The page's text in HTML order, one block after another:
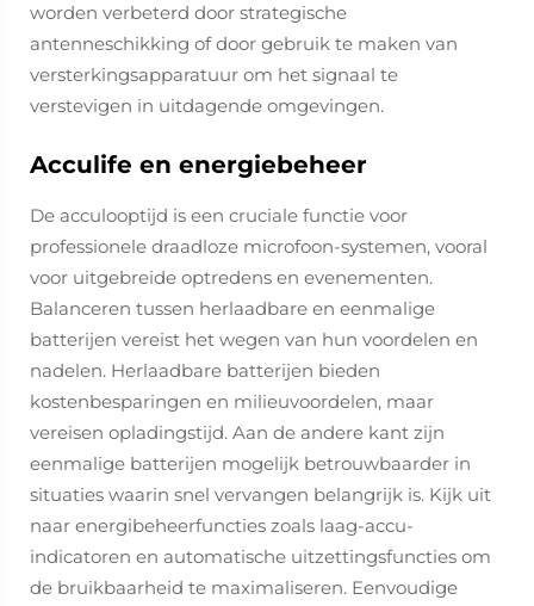
worden verbeterd door strategische
antenneschikking of door gebruik te maken van
versterkingsapparatuur om het signaal te
verstevigen in uitdagende omgevingen.
Acculife en energiebeheer
De acculooptijd is een cruciale functie voor
professionele draadloze microfoon-systemen, vooral
voor uitgebreide optredens en evenementen.
Balanceren tussen herlaadbare en eenmalige
batterijen vereist het wegen van hun voordelen en
nadelen. Herlaadbare batterijen bieden
kostenbesparingen en milieuvoordelen, maar
vereisen opladingstijd. Aan de andere kant zijn
eenmalige batterijen mogelijk betrouwbaarder in
situaties waarin snel vervangen belangrijk is. Kijk uit
naar energibeheerfuncties zoals laag-accu-
indicatoren en automatische uitzettingsfuncties om
de bruikbaarheid te maximaliseren. Eenvoudige